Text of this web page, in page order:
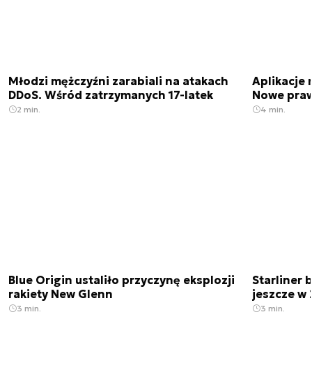
Młodzi mężczyźni zarabiali na atakach
DDoS. Wśród zatrzymanych 17-latek
2 min.
Aplikacje
Nowe
4 min.
Blue Origin ustaliło przyczynę eksplozji
rakiety New Glenn
3 min.
Starliner
jeszcze w
3 min.